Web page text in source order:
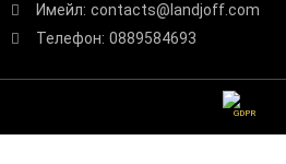
Имейл: contacts@landjoff.com
Телефон: 0889584693
GDPR